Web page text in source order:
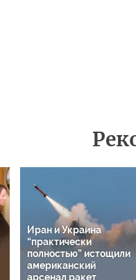
Иран и Украина
“практически
полностью” истощили
американский
арсенал ракет